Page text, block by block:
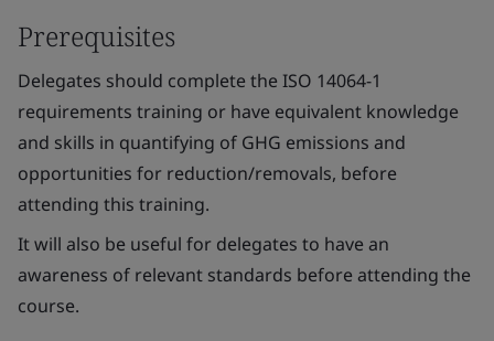
Prerequisites
Delegates should complete the ISO 14064-1
requirements training or have equivalent knowledge
and skills in quantifying of GHG emissions and
opportunities for reduction/removals, before
attending this training.
It will also be useful for delegates to have an
awareness of relevant standards before attending the
course.